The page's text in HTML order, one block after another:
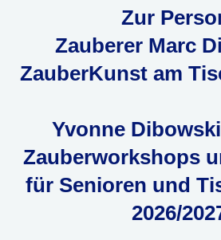
Zur
Zauberer Marc
ZauberKunst am
Yvonne
Zauberworkshops
für Senioren und
2026/